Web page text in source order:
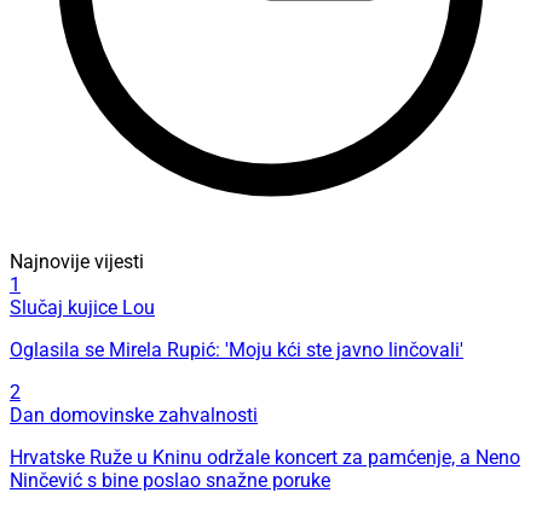
Najnovije vijesti
1
Slučaj kujice Lou
Oglasila se Mirela Rupić: 'Moju kći ste javno linčovali'
2
Dan domovinske zahvalnosti
Hrvatske Ruže u Kninu održale koncert za pamćenje, a Neno
Ninčević s bine poslao snažne poruke